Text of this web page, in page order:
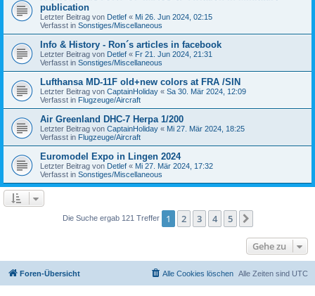
publication
Letzter Beitrag von Detlef « Mi 26. Jun 2024, 02:15
Verfasst in Sonstiges/Miscellaneous
Info & History - Ron´s articles in facebook
Letzter Beitrag von Detlef « Fr 21. Jun 2024, 21:31
Verfasst in Sonstiges/Miscellaneous
Lufthansa MD-11F old+new colors at FRA /SIN
Letzter Beitrag von CaptainHoliday « Sa 30. Mär 2024, 12:09
Verfasst in Flugzeuge/Aircraft
Air Greenland DHC-7 Herpa 1/200
Letzter Beitrag von CaptainHoliday « Mi 27. Mär 2024, 18:25
Verfasst in Flugzeuge/Aircraft
Euromodel Expo in Lingen 2024
Letzter Beitrag von Detlef « Mi 27. Mär 2024, 17:32
Verfasst in Sonstiges/Miscellaneous
Die Suche ergab 121 Treffer 1 2 3 4 5
Gehe zu
Foren-Übersicht Alle Zeiten sind UTC
Alle Cookies löschen